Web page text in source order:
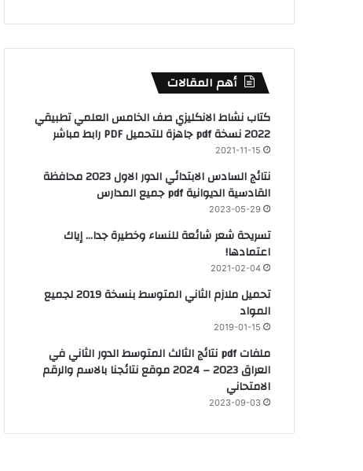
أهم المقالات
كتاب نشاط الانكليزي صف الخامس العلمي تطبيقي
2022 نسخة pdf جاهزة للتحميل PDF رابط مباشر
2021-11-15
نتائج السادس الابتدائي الدور الاول 2023 محافظة
القادسية الديوانية pdf جميع المدارس
2023-05-29
تسريحة شعر شائعة للنساء وخطيرة جدا… إياك
اعتمادها!
2021-02-04
تحميل ملازم الثاني المتوسط بنسخة 2019 لجميع
المواد
2019-01-15
ملفات pdf نتائج الثالث المتوسط الدور الثاني في
العراق 2023 – 2024 موقع نتائجنا بالاسم والرقم
الامتحاني
2023-09-03